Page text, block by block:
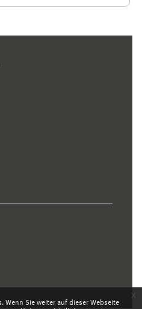
Wenn Sie weiter auf dieser Webseite
x